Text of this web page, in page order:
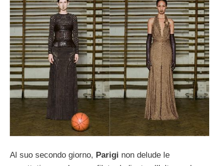
Al suo secondo giorno, Parigi non delude le